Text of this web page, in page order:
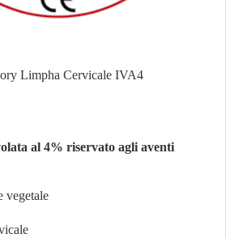
Limpha Cervicale IVA4
al 4% riservato agli aventi
vegetale